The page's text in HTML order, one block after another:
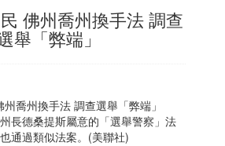
佛州喬州換手法 調查
舉「弊端」
長德桑提斯屬意的「選舉警察」法
通過類似法案。(美聯社)